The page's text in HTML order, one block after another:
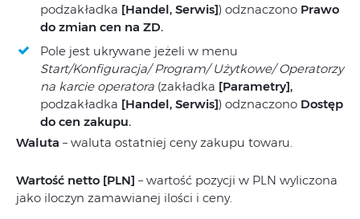
podzakładka [Handel, Serwis]) odznaczono Prawo
do zmian cen na ZD.
Pole jest ukrywane jeżeli w menu
Start/Konfiguracja/ Program/ Użytkowe/ Operatorzy
na karcie operatora (zakładka [Parametry],
podzakładka [Handel, Serwis]) odznaczono Dostęp
do cen zakupu.
Waluta – waluta ostatniej ceny zakupu towaru.
Wartość netto [PLN] – wartość pozycji w PLN wyliczona
jako iloczyn zamawianej ilości i ceny.